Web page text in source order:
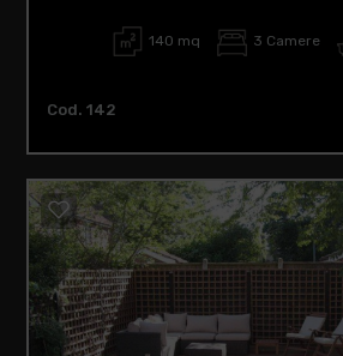
140 mq 3 Camere
Cod. 142